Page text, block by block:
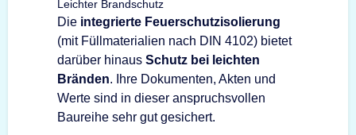
Leichter Brandschutz
Die integrierte Feuerschutzisolierung
(mit Füllmaterialien nach DIN 4102) bietet
darüber hinaus Schutz bei leichten
Bränden. Ihre Dokumenten, Akten und
Werte sind in dieser anspruchsvollen
Baureihe sehr gut gesichert.